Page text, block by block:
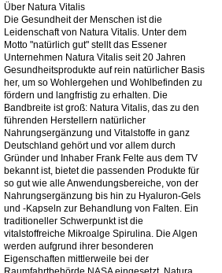
Über Natura Vitalis
Die Gesundheit der Menschen ist die
Leidenschaft von Natura Vitalis. Unter dem
Motto "natürlich gut" stellt das Essener
Unternehmen Natura Vitalis seit 20 Jahren
Gesundheitsprodukte auf rein natürlicher Basis
her, um so Wohlergehen und Wohlbefinden zu
fördern und langfristig zu erhalten. Die
Bandbreite ist groß: Natura Vitalis, das zu den
führenden Herstellern natürlicher
Nahrungsergänzung und Vitalstoffe in ganz
Deutschland gehört und vor allem durch
Gründer und Inhaber Frank Felte aus dem TV
bekannt ist, bietet die passenden Produkte für
so gut wie alle Anwendungsbereiche, von der
Nahrungsergänzung bis hin zu Hyaluron-Gels
und -Kapseln zur Behandlung von Falten. Ein
traditioneller Schwerpunkt ist die
vitalstoffreiche Mikroalge Spirulina. Die Algen
werden aufgrund ihrer besonderen
Eigenschaften mittlerweile bei der